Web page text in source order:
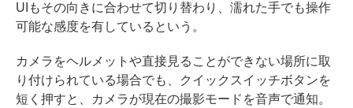
UIもその向きに合わせて切り替わり、濡れた手でも操作
可能な感度を有しているという。
カメラをヘルメットや直接見ることができない場所に取
り付けられている場合でも、クイックスイッチボタンを
短く押すと、カメラが現在の撮影モードを音声で通知。